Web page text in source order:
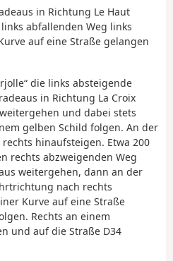
in Richtung Le Haut
abfallenden Weg links
auf eine Straße gelangen
die links absteigende
in Richtung La Croix
und dabei stets
gelben Schild folgen. An der
hinaufsteigen. Etwa 200
rechts abzweigenden Weg
weitergehen, dann an der
nach rechts
Kurve auf eine Straße
Rechts an einem
und auf die Straße D34